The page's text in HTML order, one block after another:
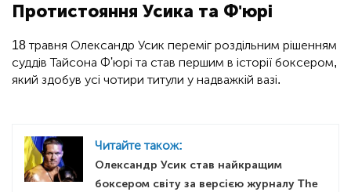
Протистояння Усика та Ф'юрі
18 травня Олександр Усик переміг роздільним рішенням
суддів Тайсона Ф'юрі та став першим в історії боксером,
який здобув усі чотири титули у надважкій вазі.
Читайте також:
Олександр Усик став найкращим
боксером світу за версією журналу The